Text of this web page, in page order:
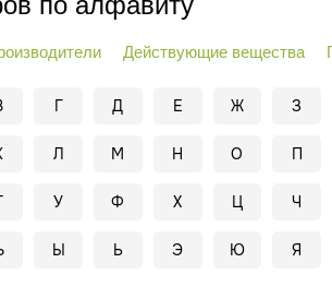
Действующие вещества
Г Д Е Ж З
Л М Н О П
У Ф Х Ц Ч
Ы Ь Э Ю Я